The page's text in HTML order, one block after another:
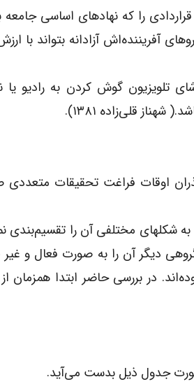
را که نهادهای اساسی جامعه
آفریننده‌اش آزادانه بتواند با
تلویزیون گوش کردن به رادیو یا
قلی‌زاده ۱۳۸۱).
اوقات فراغت تحقیقات متعددی
شکلهای مختلفی آن را تقسیم‌بندی
دیگر آن را به صورت فعال و غیر
در بررسی حاضر ابتدا همزمان
جدول ذیل بدست می‌آید.